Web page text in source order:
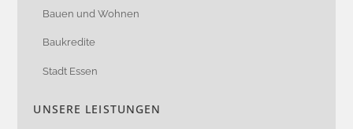
Bauen und Wohnen
Baukredite
Stadt Essen
UNSERE LEISTUNGEN